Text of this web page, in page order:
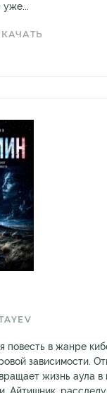
уже...
повесть в жанре
зависимости.
жизнь аула